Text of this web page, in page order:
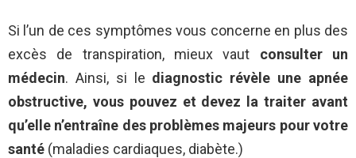
Si l’un de ces symptômes vous concerne en plus des
excès de transpiration, mieux vaut consulter un
médecin. Ainsi, si le diagnostic révèle une apnée
obstructive, vous pouvez et devez la traiter avant
qu’elle n’entraîne des problèmes majeurs pour votre
santé (maladies cardiaques, diabète.)